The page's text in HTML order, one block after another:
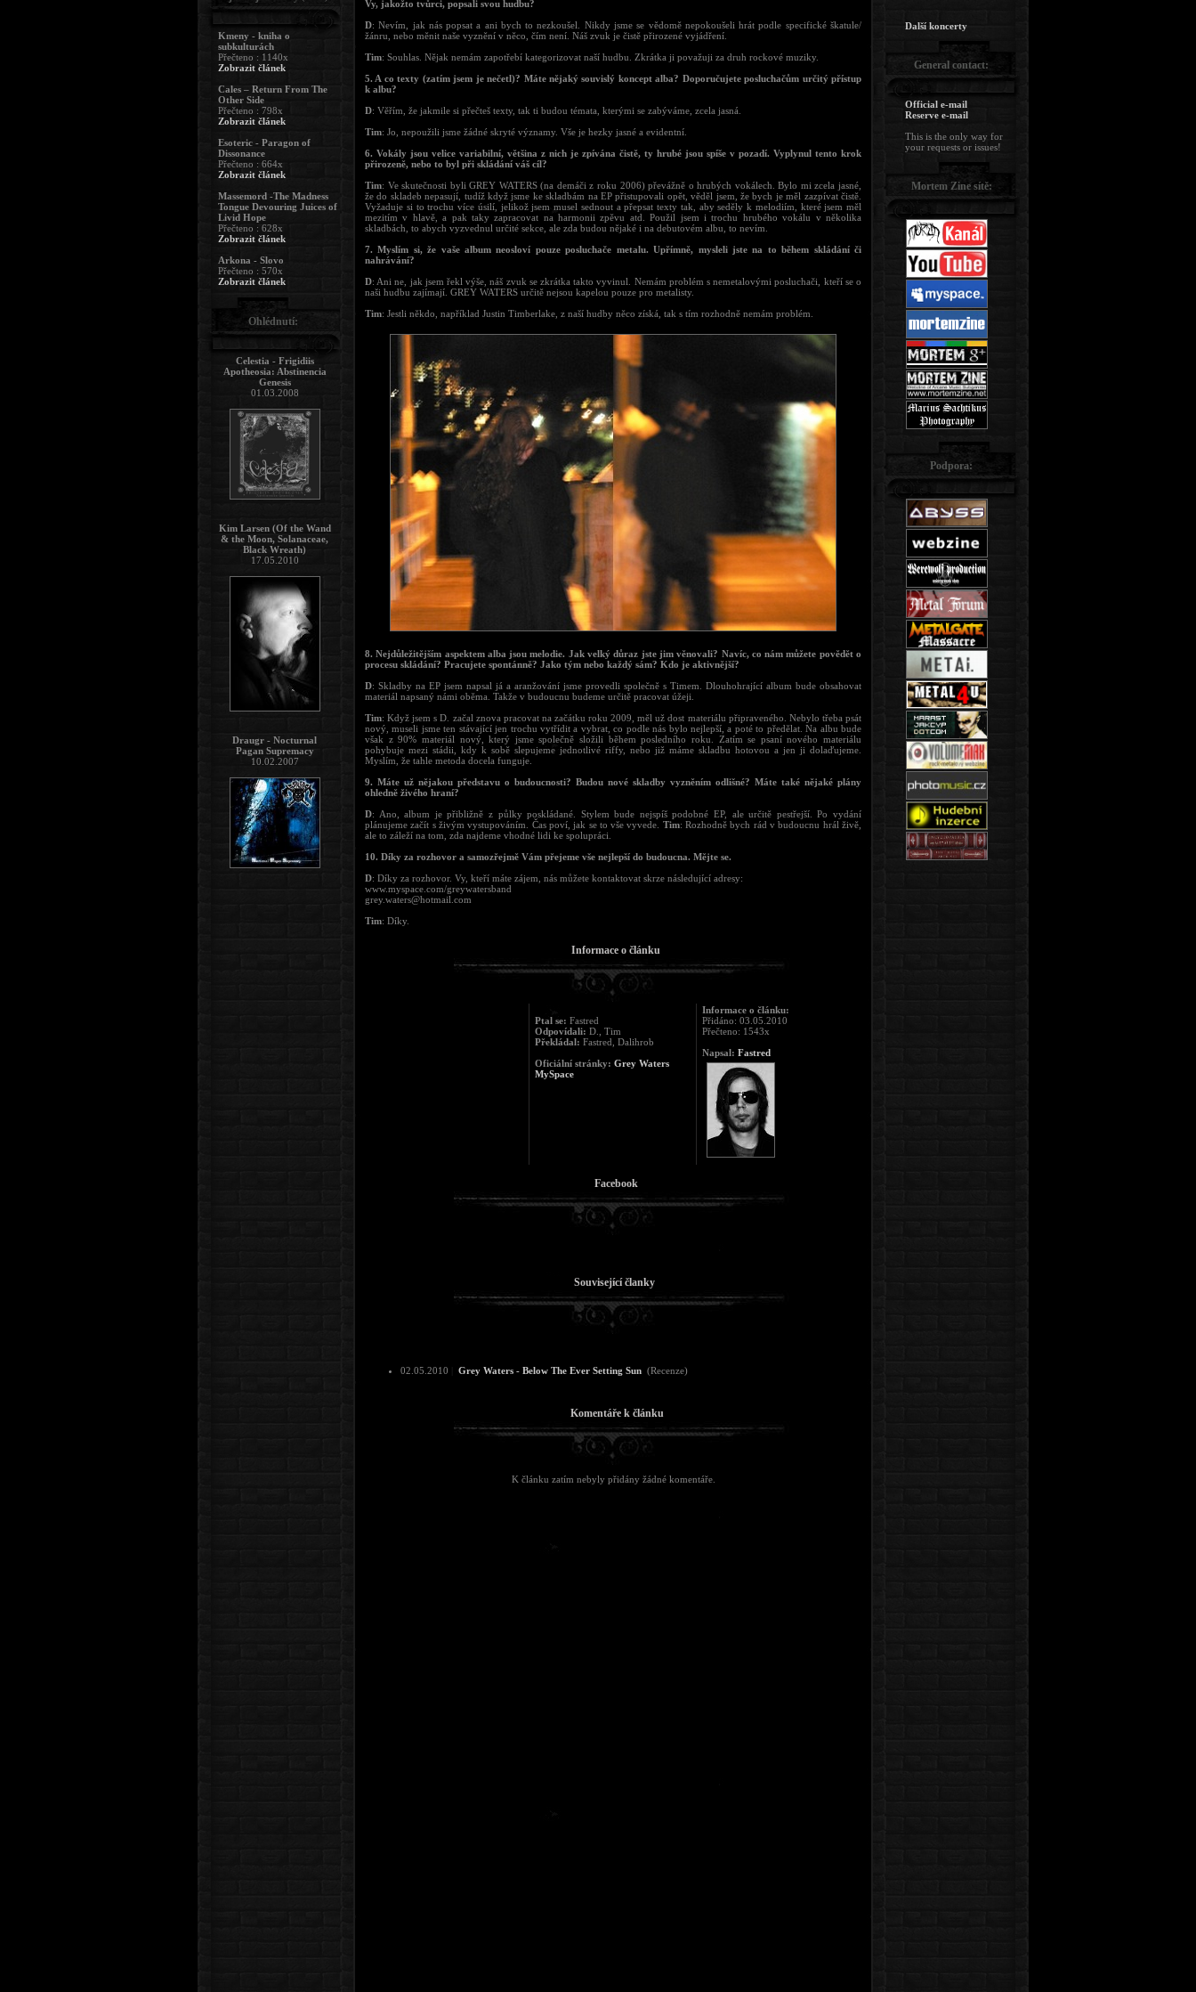
Vy, jakožto tvůrci, popsali svou hudbu?
D: Nevím, jak nás popsat a ani bych to nezkoušel. Nikdy jsme se vědomě nepokoušeli hrát podle specifické škatule/
žánru, nebo měnit naše vyznění v něco, čím není. Náš zvuk je čistě přirozené vyjádření.
Tim: Souhlas. Nějak nemám zapotřebí kategorizovat naší hudbu. Zkrátka ji považuji za druh rockové muziky.
5. A co texty (zatím jsem je nečetl)? Máte nějaký souvislý koncept alba? Doporučujete posluchačům určitý přístup
k albu?
D: Věřím, že jakmile si přečteš texty, tak ti budou témata, kterými se zabýváme, zcela jasná.
Tim: Jo, nepoužili jsme žádné skryté významy. Vše je hezky jasné a evidentní.
6. Vokály jsou velice variabilní, většina z nich je zpívána čistě, ty hrubé jsou spíše v pozadí. Vyplynul tento krok
přirozeně, nebo to byl při skládání váš cíl?
Tim: Ve skutečnosti byli GREY WATERS (na demáči z roku 2006) převážně o hrubých vokálech. Bylo mi zcela jasné,
že do skladeb nepasují, tudíž když jsme ke skladbám na EP přistupovali opět, věděl jsem, že bych je měl zazpívat čistě.
Vyžaduje si to trochu více úsilí, jelikož jsem musel sednout a přepsat texty tak, aby seděly k melodiím, které jsem měl
mezitím v hlavě, a pak taky zapracovat na harmonii zpěvu atd. Použil jsem i trochu hrubého vokálu v několika
skladbách, to abych vyzvednul určité sekce, ale zda budou nějaké i na debutovém albu, to nevím.
7. Myslím si, že vaše album neosloví pouze posluchače metalu. Upřímně, mysleli jste na to během skládání či
nahrávání?
D: Ani ne, jak jsem řekl výše, náš zvuk se zkrátka takto vyvinul. Nemám problém s nemetalovými posluchači, kteří se o
naši hudbu zajímají. GREY WATERS určitě nejsou kapelou pouze pro metalisty.
Tim: Jestli někdo, například Justin Timberlake, z naší hudby něco získá, tak s tím rozhodně nemám problém.
8. Nejdůležitějším aspektem alba jsou melodie. Jak velký důraz jste jim věnovali? Navíc, co nám můžete povědět o
procesu skládání? Pracujete spontánně? Jako tým nebo každý sám? Kdo je aktivnější?
D: Skladby na EP jsem napsal já a aranžování jsme provedli společně s Timem. Dlouhohrající album bude obsahovat
materiál napsaný námi oběma. Takže v budoucnu budeme určitě pracovat úžeji.
Tim: Když jsem s D. začal znova pracovat na začátku roku 2009, měl už dost materiálu připraveného. Nebylo třeba psát
nový, museli jsme ten stávající jen trochu vytřídit a vybrat, co podle nás bylo nejlepší, a poté to předělat. Na albu bude
však z 90% materiál nový, který jsme společně složili během posledního roku. Zatím se psaní nového materiálu
pohybuje mezi stádii, kdy k sobě slepujeme jednotlivé riffy, nebo již máme skladbu hotovou a jen ji dolaďujeme.
Myslím, že tahle metoda docela funguje.
9. Máte už nějakou představu o budoucnosti? Budou nové skladby vyzněním odlišné? Máte také nějaké plány
ohledně živého hraní?
D: Ano, album je přibližně z půlky poskládané. Stylem bude nejspíš podobné EP, ale určitě pestřejší. Po vydání
plánujeme začít s živým vystupováním. Čas poví, jak se to vše vyvede. Tim: Rozhodně bych rád v budoucnu hrál živě,
ale to záleží na tom, zda najdeme vhodné lidi ke spolupráci.
10. Díky za rozhovor a samozřejmě Vám přejeme vše nejlepší do budoucna. Mějte se.
D: Díky za rozhovor. Vy, kteří máte zájem, nás můžete kontaktovat skrze následující adresy:
www.myspace.com/greywatersband
grey.waters@hotmail.com
Tim: Díky.
Informace o článku
Ptal se: Fastred
Odpovídali: D., Tim
Překládal: Fastred, Dalihrob
Oficiální stránky: Grey Waters
MySpace
Informace o článku:
Přidáno: 03.05.2010
Přečteno: 1543x
Napsal: Fastred
Facebook
Související članky
02.05.2010 Grey Waters - Below The Ever Setting Sun (Recenze)
Komentáře k článku
K článku zatím nebyly přidány žádné komentáře.
Kmeny - kniha o
subkulturách
Přečteno : 1140x
Zobrazit článek
Cales – Return From The
Other Side
Přečteno : 798x
Zobrazit článek
Esoteric - Paragon of
Dissonance
Přečteno : 664x
Zobrazit článek
Massemord -The Madness
Tongue Devouring Juices of
Livid Hope
Přečteno : 628x
Zobrazit článek
Arkona - Slovo
Přečteno : 570x
Zobrazit článek
Ohlédnutí:
Celestia - Frigidiis
Apotheosia: Abstinencia
Genesis
01.03.2008
Kim Larsen (Of the Wand
& the Moon, Solanaceae,
Black Wreath)
17.05.2010
Draugr - Nocturnal
Pagan Supremacy
10.02.2007
Další koncerty
General contact:
Official e-mail
Reserve e-mail
This is the only way for
your requests or issues!
Mortem Zine sítě:
Podpora: